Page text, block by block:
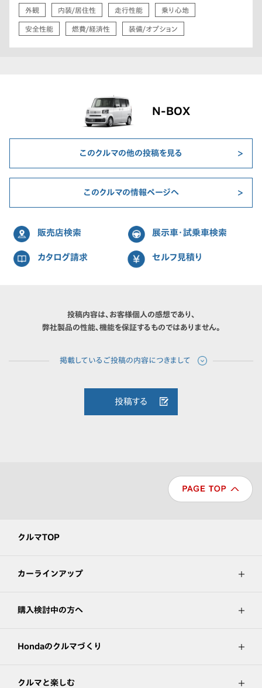
外観 内装/居住性 走行性能 乗り心地
安全性能 燃費/経済性 装備/オプション
N-BOX
このクルマの他の投稿を見る
このクルマの情報ページへ
販売店検索 展示車・試乗車検索
カタログ請求 セルフ見積り
投稿内容は、お客様個人の感想であり、
弊社製品の性能、機能を保証するものではありません。
投稿する
クルマTOP
カーラインアップ
購入検討中の方へ
Hondaのクルマづくり
クルマと楽しむ